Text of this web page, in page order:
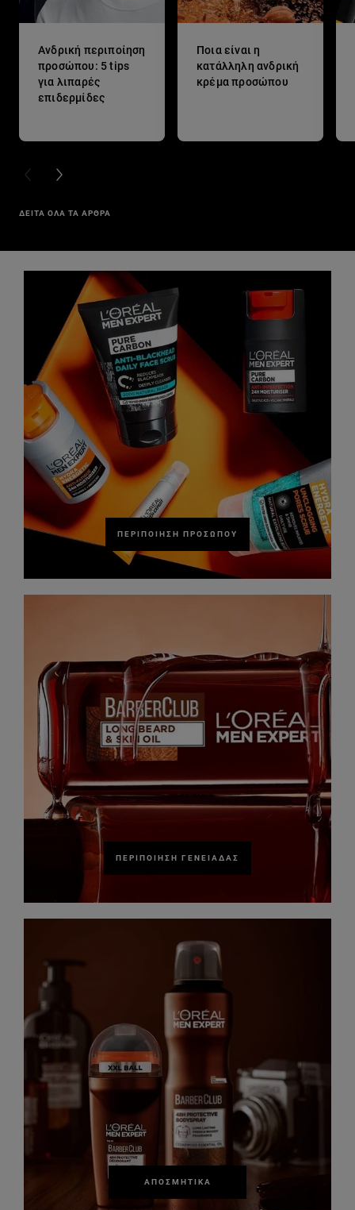
Ανδρική περιποίηση
προσώπου: 5 tips
για λιπαρές
επιδερμίδες
Ποια είναι η
κατάλληλη ανδρική
κρέμα προσώπου
PREVIOUS CARD
NEXT CARD
ΔΕΙΤΑ ΟΛΑ ΤΑ ΑΡΘΡΑ
ΠΕΡΙΠΟΊΗΣΗ ΠΡΟΣΏΠΟΥ
ΠΕΡΙΠΟΊΗΣΗ ΓΕΝΕΙΆΔΑΣ
ΑΠΟΣΜΗΤΙΚΆ